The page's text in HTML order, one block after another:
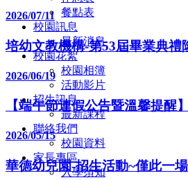
餐點表
校園訊息
最新消息
校園花絮
校園相簿
活動影片
招生訊息
最新課程
聯絡我們
校園資料
家長專區
入學須知
2026/07/11
培幼文教機構-第53屆畢業典禮
2026/06/19
【端午節連假公告暨溫馨提醒
2026/05/15
華德幼兒園-招生活動~僅此一